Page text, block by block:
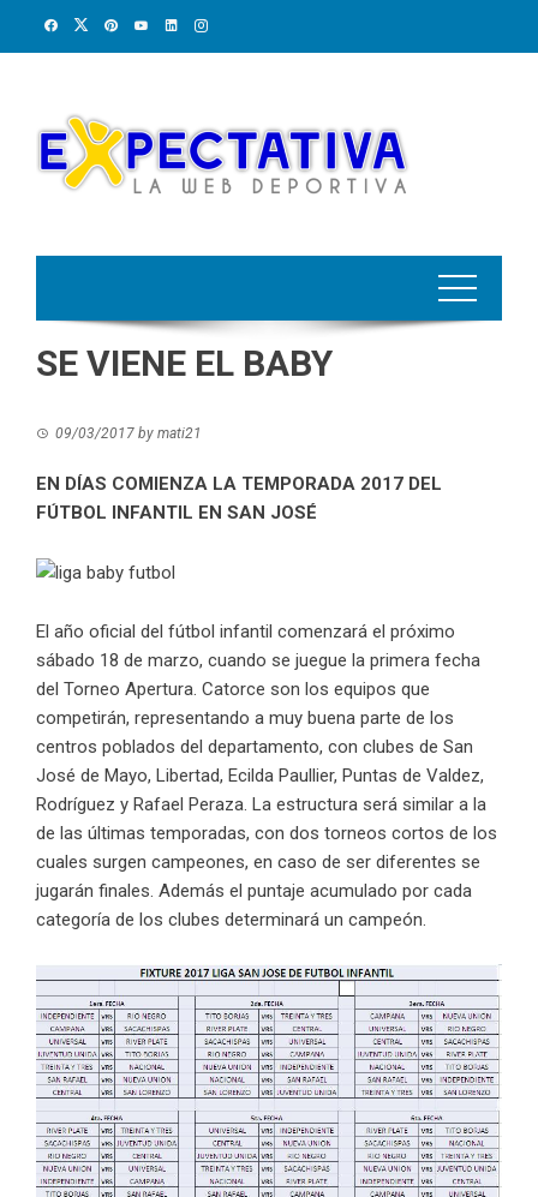
SE VIENE EL BABY
09/03/2017 by mati21
EN DÍAS COMIENZA LA TEMPORADA 2017 DEL
FÚTBOL INFANTIL EN SAN JOSÉ
El año oficial del fútbol infantil comenzará el próximo
sábado 18 de marzo, cuando se juegue la primera fecha
del Torneo Apertura. Catorce son los equipos que
competirán, representando a muy buena parte de los
centros poblados del departamento, con clubes de San
José de Mayo, Libertad, Ecilda Paullier, Puntas de Valdez,
Rodríguez y Rafael Peraza. La estructura será similar a la
de las últimas temporadas, con dos torneos cortos de los
cuales surgen campeones, en caso de ser diferentes se
jugarán finales. Además el puntaje acumulado por cada
categoría de los clubes determinará un campeón.